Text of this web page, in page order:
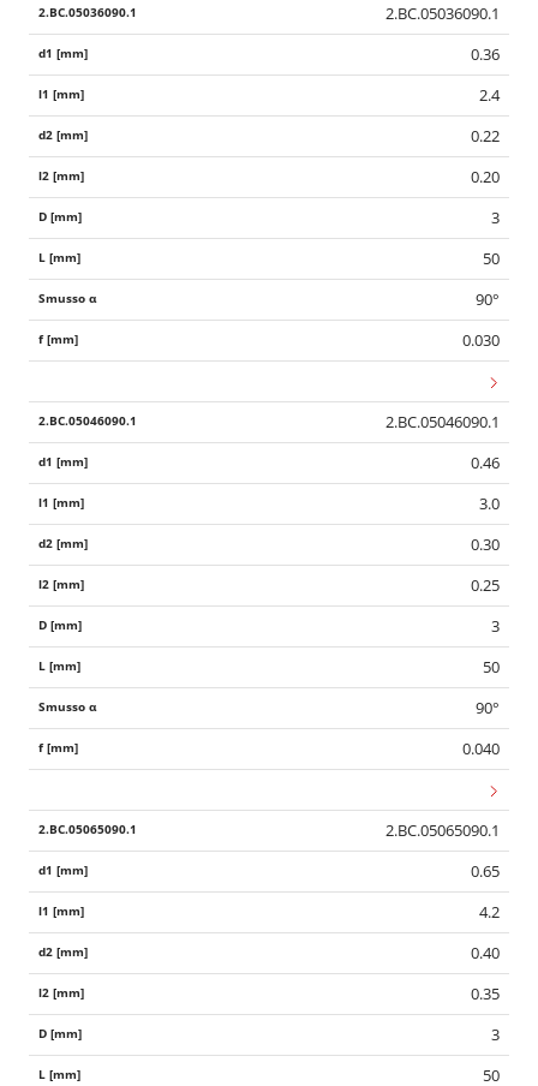
2.BC.05036090.1
0.36
2.4
0.22
0.20
3
50
90°
0.030
2.BC.05046090.1
0.46
3.0
0.30
0.25
3
50
90°
0.040
2.BC.05065090.1
0.65
4.2
0.40
0.35
3
50